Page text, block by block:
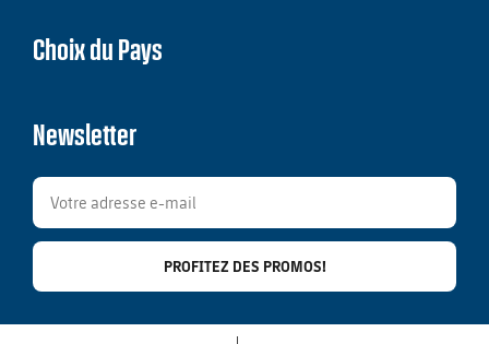
Choix du Pays
Newsletter
PROFITEZ DES PROMOS!